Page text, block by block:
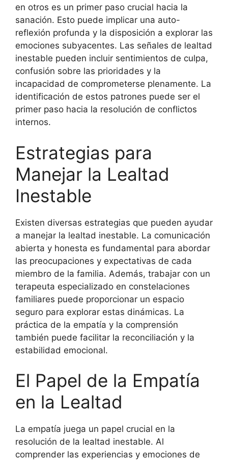
en otros es un primer paso crucial hacia la
sanación. Esto puede implicar una auto-
reflexión profunda y la disposición a explorar las
emociones subyacentes. Las señales de lealtad
inestable pueden incluir sentimientos de culpa,
confusión sobre las prioridades y la
incapacidad de comprometerse plenamente. La
identificación de estos patrones puede ser el
primer paso hacia la resolución de conflictos
internos.
Estrategias para
Manejar la Lealtad
Inestable
Existen diversas estrategias que pueden ayudar
a manejar la lealtad inestable. La comunicación
abierta y honesta es fundamental para abordar
las preocupaciones y expectativas de cada
miembro de la familia. Además, trabajar con un
terapeuta especializado en constelaciones
familiares puede proporcionar un espacio
seguro para explorar estas dinámicas. La
práctica de la empatía y la comprensión
también puede facilitar la reconciliación y la
estabilidad emocional.
El Papel de la Empatía
en la Lealtad
La empatía juega un papel crucial en la
resolución de la lealtad inestable. Al
comprender las experiencias y emociones de